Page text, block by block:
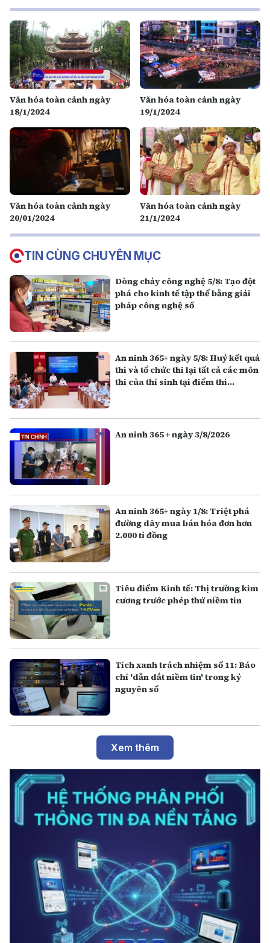
Văn hóa toàn cảnh ngày
18/1/2024
Văn hóa toàn cảnh ngày
19/1/2024
Văn hóa toàn cảnh ngày
20/01/2024
Văn hóa toàn cảnh ngày
21/1/2024
TIN CÙNG CHUYÊN MỤC
Dòng chảy công nghệ 5/8: Tạo đột
phá cho kinh tế tập thể bằng giải
pháp công nghệ số
An ninh 365+ ngày 5/8: Huỷ kết quả
thi và tổ chức thi lại tất cả các môn
thi của thí sinh tại điểm thi
An ninh 365 + ngày 3/8/2026
An ninh 365+ ngày 1/8: Triệt phá
đường dây mua bán hóa đơn hơn
2.000 tỉ đồng
Tiêu điểm Kinh tế: Thị trường kim
cương trước phép thử niềm tin
Tích xanh trách nhiệm số 11: Báo
chí 'dẫn dắt niềm tin' trong kỷ
nguyên số
Xem thêm